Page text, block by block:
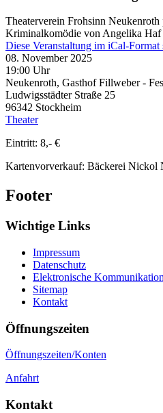
Theaterverein Frohsinn Neukenroth
Kriminalkomödie von Angelika Haf
Diese Veranstaltung im iCal-Format
08. November 2025
19:00 Uhr
Neukenroth, Gasthof Fillweber -
Ludwigsstädter Straße 25
96342 Stockheim
Theater
Eintritt: 8,- €
Kartenvorverkauf: Bäckerei Nickol
Footer
Wichtige Links
Impressum
Datenschutz
Elektronische Kommunikation
Sitemap
Kontakt
Öffnungszeiten
Öffnungszeiten/Konten
Anfahrt
Kontakt